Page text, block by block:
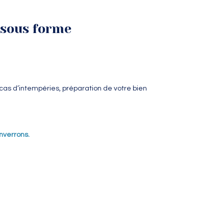
forme
d’intempéries, préparation de votre bien